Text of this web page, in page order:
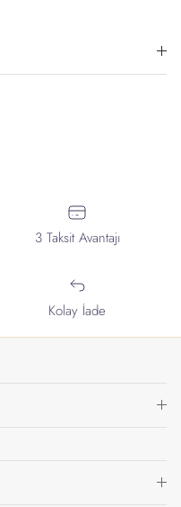
3 Taksit Avantajı
Kolay İade